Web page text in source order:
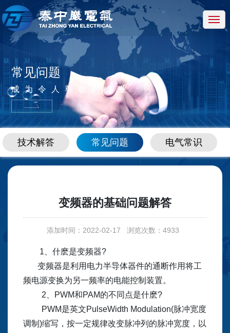
网站首页
关于我们
产品中心
新闻中心
技术中心
招贤纳士
联系我们
常见问题
成为令人尊敬的企业
技术解答 常见问题 电气常识
变频器的基础问题解答
添加时间：2022-02-17 浏览次数：4933
1、什麽是变频器?
变频器是利用电力半导体器件的通断作用将工
频电源变换为另一频率的电能控制装置。
2、PWM和PAM的不同点是什麽?
PWM是英文PulseWidth Modulation(脉冲宽度
调制)缩写，按一定规律改变脉冲列的脉冲宽度，以